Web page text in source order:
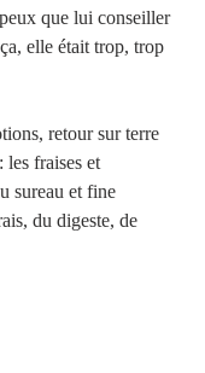
que lui conseiller
elle était trop, trop
retour sur terre
les fraises et
sureau et fine
du digeste, de